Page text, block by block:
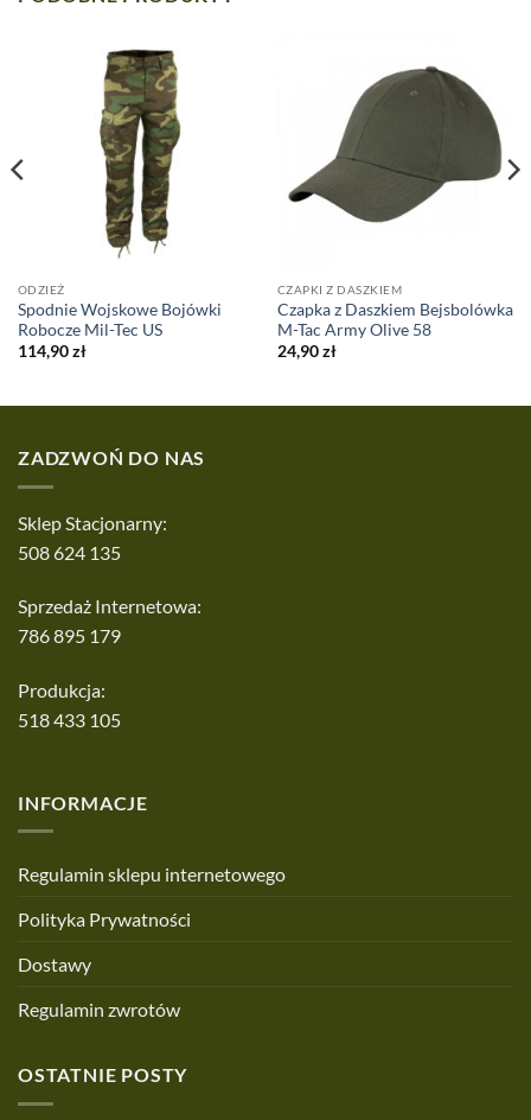
ODZIEŻ
Spodnie Wojskowe Bojówki
Robocze Mil-Tec US
114,90zł
CZAPKI Z DASZKIEM
Czapka z Daszkiem Bejsbolówka
M-Tac Army Olive 58
24,90zł
ZADZWOŃ DO NAS
Sklep Stacjonarny:
508 624 135
Sprzedaż Internetowa:
786 895 179
Produkcja:
518 433 105
INFORMACJE
Regulamin sklepu internetowego
Polityka Prywatności
Dostawy
Regulamin zwrotów
OSTATNIE POSTY